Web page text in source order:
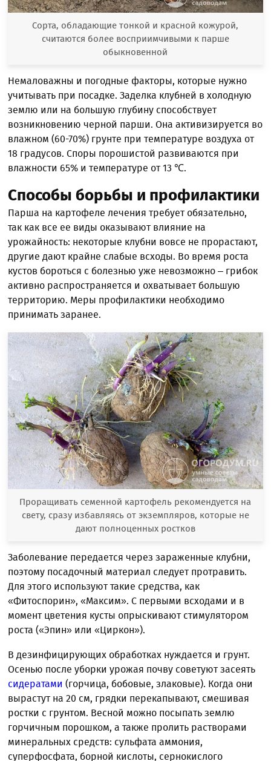
Сорта, обладающие тонкой и красной кожурой,
считаются более восприимчивыми к парше
обыкновенной
Немаловажны и погодные факторы, которые нужно
учитывать при посадке. Заделка клубней в холодную
землю или на большую глубину способствует
возникновению черной парши. Она активизируется во
влажном (60-70%) грунте при температуре воздуха от
18 градусов. Споры порошистой развиваются при
влажности 65% и температуре от 13 ℃.
Способы борьбы и профилактики
Парша на картофеле лечения требует обязательно,
так как все ее виды оказывают влияние на
урожайность: некоторые клубни вовсе не прорастают,
другие дают крайне слабые всходы. Во время роста
кустов бороться с болезнью уже невозможно – грибок
активно распространяется и охватывает большую
территорию. Меры профилактики необходимо
принимать заранее.
Проращивать семенной картофель рекомендуется на
свету, сразу избавляясь от экземпляров, которые не
дают полноценных ростков
Заболевание передается через зараженные клубни,
поэтому посадочный материал следует протравить.
Для этого используют такие средства, как
«Фитоспорин», «Максим». С первыми всходами и в
момент цветения кусты опрыскивают стимулятором
роста («Эпин» или «Циркон»).
В дезинфицирующих обработках нуждается и грунт.
Осенью после уборки урожая почву советуют засеять
сидератами (горчица, бобовые, злаковые). Когда они
вырастут на 20 см, грядки перекапывают, смешивая
ростки с грунтом. Весной можно посыпать землю
горчичным порошком, а также пролить растворами
минеральных средств: сульфата аммония,
суперфосфата, борной кислоты, сернокислого